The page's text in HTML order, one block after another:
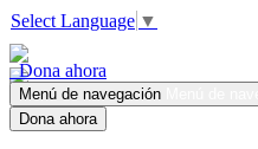
Select Language ▼
Dona ahora
Menú de navegación
Dona ahora